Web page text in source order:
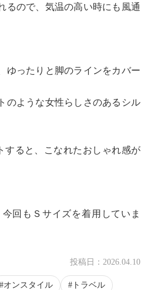
るので、気温の高い時にも風通
ゆったりと脚のラインをカバー
のような女性らしさのあるシル
すると、こなれたおしゃれ感が
回もＳサイズを着用していま
投稿日： 2026.04.10
オンスタイル トラベル